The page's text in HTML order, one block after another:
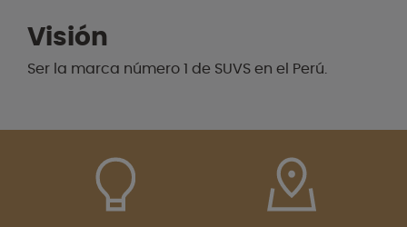
Visión
Ser la marca número 1 de SUVS en el Perú.